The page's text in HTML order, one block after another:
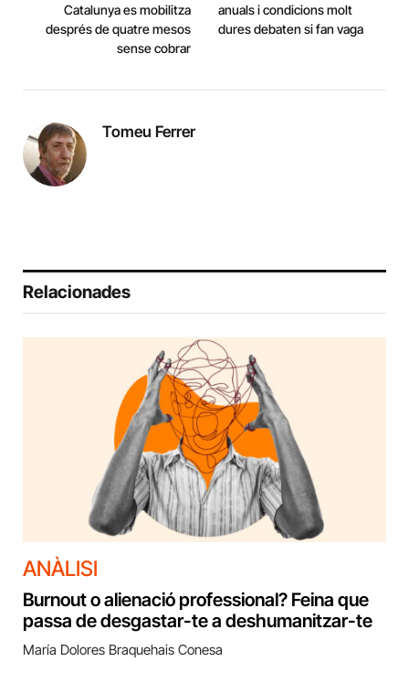
Catalunya es mobilitza
després de quatre mesos
sense cobrar
anuals i condicions molt
dures debaten si fan vaga
Tomeu Ferrer
Relacionades
ANÀLISI
Burnout o alienació professional? Feina que
passa de desgastar-te a deshumanitzar-te
María Dolores Braquehais Conesa